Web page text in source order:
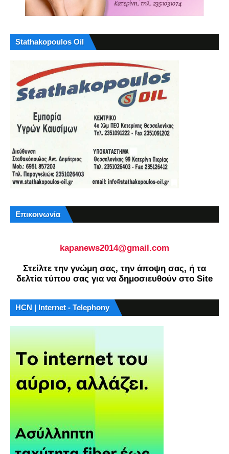
Stathakopoulos Oil
Επικοινωνία
kapanews2014@gmail.com
Στείλτε την γνώμη σας, την άποψη σας, ή τα
δελτία τύπου σας για να δημοσιευθούν στο Site
HCN | Internet - Telephony